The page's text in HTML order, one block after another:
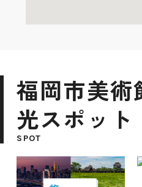
福岡市美
光スポット
SPOT